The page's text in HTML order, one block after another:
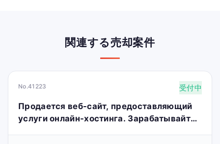
関連する売却案件
No.41223 受付中
Продается веб-сайт, предоставляющий
услуги онлайн-хостинга. Зарабатывайте